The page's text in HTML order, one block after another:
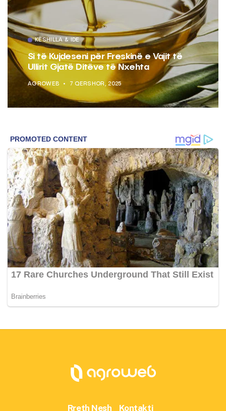
KËSHILLA & IDE
Si të Kujdeseni për Freskinë e Vajit të
Ullirit Gjatë Ditëve të Nxehta
AGROWEB 7 QERSHOR, 2025
Rreth Nesh Kontakti